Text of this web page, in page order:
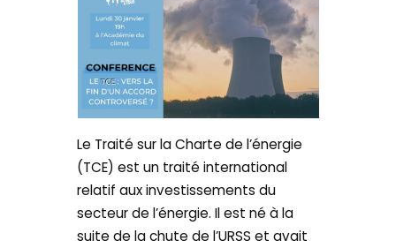
Le Traité sur la Charte de l’énergie
(TCE) est un traité international
relatif aux investissements du
secteur de l’énergie. Il est né à la
suite de la chute de l’URSS et avait